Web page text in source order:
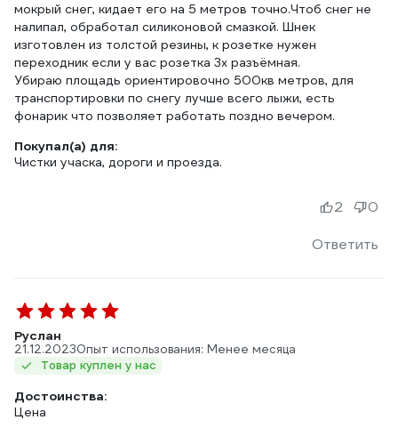
мокрый снег, кидает его на 5 метров точно.Чтоб снег не
налипал, обработал силиконовой смазкой. Шнек
изготовлен из толстой резины, к розетке нужен
переходник если у вас розетка 3х разъёмная.
Убираю площадь ориентировочно 500кв метров, для
транспортировки по снегу лучше всего лыжи, есть
фонарик что позволяет работать поздно вечером.
Покупал(а) для:
Чистки учаска, дороги и проезда.
Ответить
2 0
Руслан
21.12.2023Опыт использования: Менее месяца
Товар куплен у нас
Достоинства:
Цена